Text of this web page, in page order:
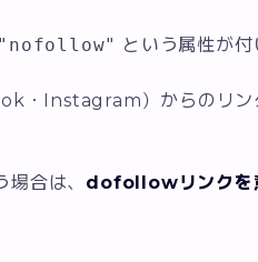
という属性が
・Instagram）からのリン
合は、 dofollowリンクを